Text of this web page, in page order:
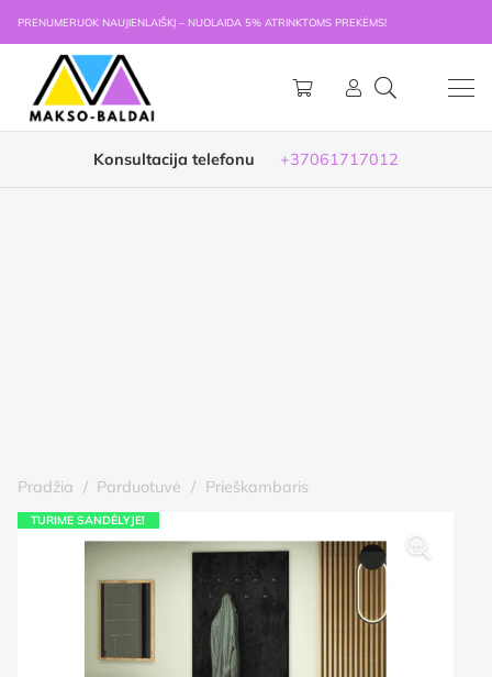
PRENUMERUOK NAUJIENLAIŠKĮ – NUOLAIDA 5% ATRINKTOMS PREKĖMS!
Konsultacija telefonu +37061717012
Pradžia / Parduotuvė / Prieškambaris
TURIME SANDĖLYJE!